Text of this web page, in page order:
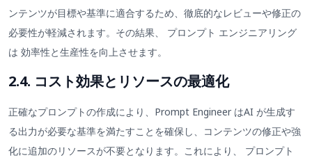
ンテンツが目標や基準に適合するため、徹底的なレビューや修正の
必要性が軽減されます。その結果、 プロンプト エンジニアリング
は 効率性と生産性を向上させます。
2.4. コスト効果とリソースの最適化
正確なプロンプトの作成により、Prompt Engineer はAI が生成す
る出力が必要な基準を満たすことを確保し、コンテンツの修正や強
化に追加のリソースが不要となります。これにより、 プロンプト